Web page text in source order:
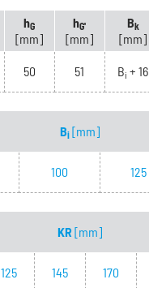
hG
[mm]
hG'
[mm]
Bk
[mm]
50 51 Bi + 16
Bi [mm]
100 125
KR[mm]
125 145 170